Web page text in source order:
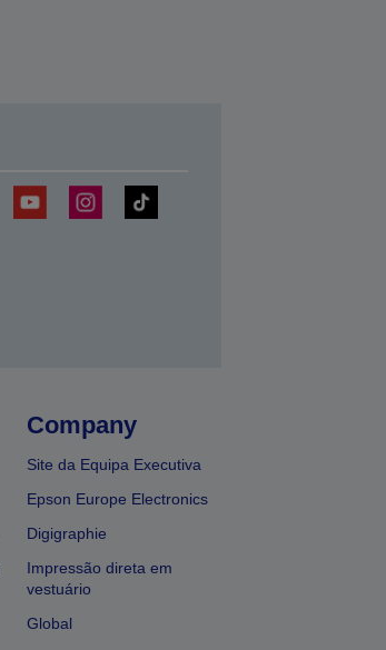
Company
Site da Equipa Executiva
Epson Europe Electronics
Digigraphie
Impressão direta em
vestuário
Global